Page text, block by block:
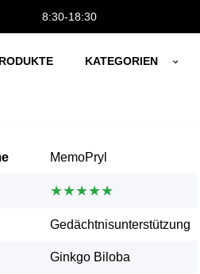
8:30-18:30
KATEGORIEN
MemoPryl
★★★★★
Gedächtnisunterstützung
Ginkgo Biloba